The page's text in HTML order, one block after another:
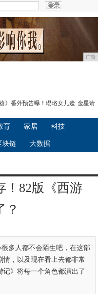
广告
禧》番外预告曝！璎珞女儿遗 金星请
育 家居 科技
块链 大数据
！82版《西游
？
多人都不会陌生吧，在这部
，以及现在看上去都非常
》将每一个角色都演出了